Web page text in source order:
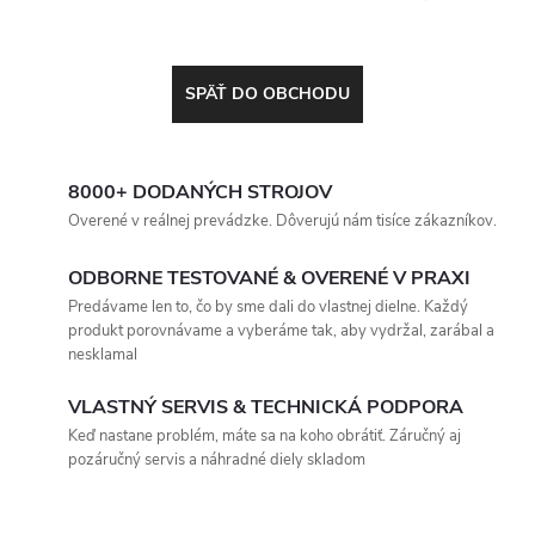
SPÄŤ DO OBCHODU
8000+ DODANÝCH STROJOV
Overené v reálnej prevádzke. Dôverujú nám tisíce zákazníkov.
ODBORNE TESTOVANÉ & OVERENÉ V PRAXI
Predávame len to, čo by sme dali do vlastnej dielne. Každý
produkt porovnávame a vyberáme tak, aby vydržal, zarábal a
nesklamal
VLASTNÝ SERVIS & TECHNICKÁ PODPORA
Keď nastane problém, máte sa na koho obrátiť. Záručný aj
pozáručný servis a náhradné diely skladom